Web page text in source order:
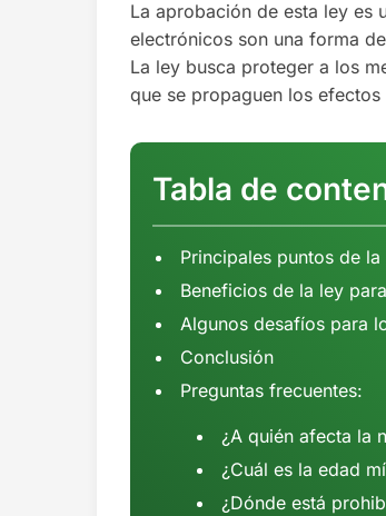
La aprobación de esta ley es
electrónicos son una forma
La ley busca proteger a los
que se propaguen los
Tabla de
Principales puntos de
Beneficios de la ley
Algunos desafíos para
Conclusión
Preguntas frecuentes:
¿A quién afecta la
¿Cuál es la edad
¿Dónde está